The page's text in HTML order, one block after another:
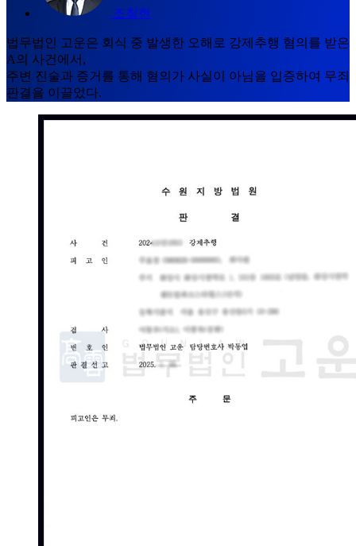
조철현
법무법인 고운은 회식 중 발생한 오해로 강제추행 혐의를 받은
A의 사건에서,
주변 진술과 증거를 통해 혐의가 사실이 아님을 입증하여 무죄
판결을 이끌었다.